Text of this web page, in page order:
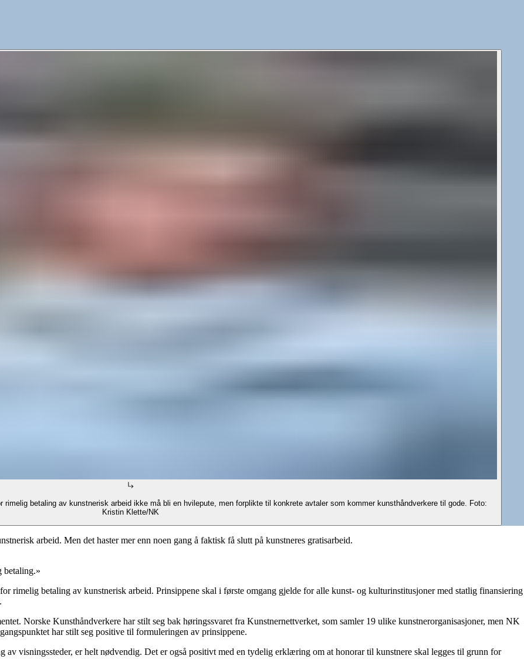
betaling av kunstnerisk arbeid ikke må bli en hvilepute, men forplikte til konkrete avtaler som kommer kunsthåndverkere til gode. Foto:
Kristin Klette/NK
arbeid. Men det haster mer enn noen gang å faktisk få slutt på kunstneres gratisarbeid.
betaling.»
rimelig betaling av kunstnerisk arbeid. Prinsippene skal i første omgang gjelde for alle kunst- og kulturinstitusjoner med statlig finansiering
Norske Kunsthåndverkere har stilt seg bak høringssvaret fra Kunstnernettverket, som samler 19 ulike kunstnerorganisasjoner, men NK
har stilt seg positive til formuleringen av prinsippene.
av visningssteder, er helt nødvendig. Det er også positivt med en tydelig erklæring om at honorar til kunstnere skal legges til grunn for